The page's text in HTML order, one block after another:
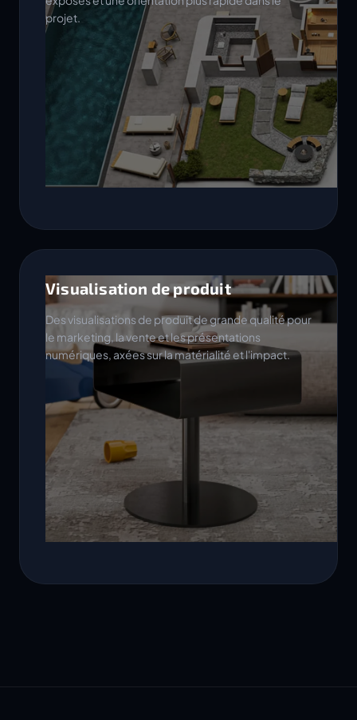
projet.
Visualisation de produit
Des visualisations de produit de grande qualité pour
le marketing, la vente et les présentations
numériques, axées sur la matérialité et l'impact.